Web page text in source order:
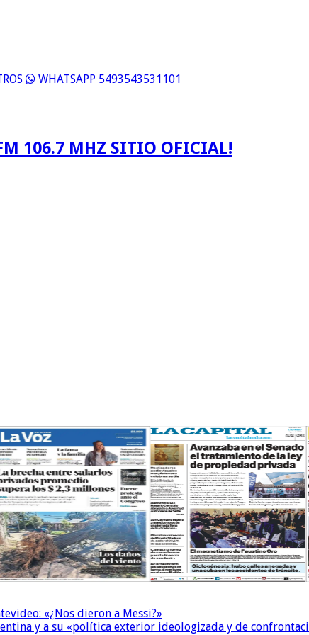
WHATSAPP 5493543531101
106.7 MHZ SITIO OFICIAL!
«¿Nos dieron a Messi?»
y a su «política exterior ideologizada y de